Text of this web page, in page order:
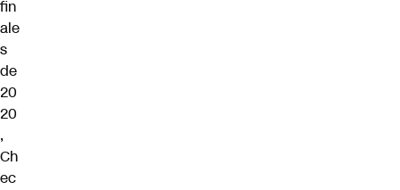
fin
ale
s
de
20
20
,
Ch
ec